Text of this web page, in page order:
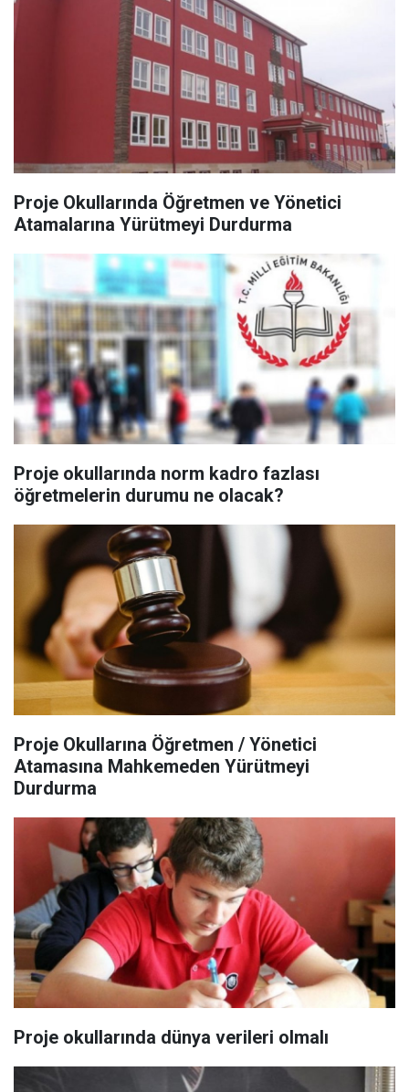
Proje Okullarında Öğretmen ve Yönetici
Atamalarına Yürütmeyi Durdurma
Proje okullarında norm kadro fazlası
öğretmelerin durumu ne olacak?
Proje Okullarına Öğretmen / Yönetici
Atamasına Mahkemeden Yürütmeyi
Durdurma
Proje okullarında dünya verileri olmalı